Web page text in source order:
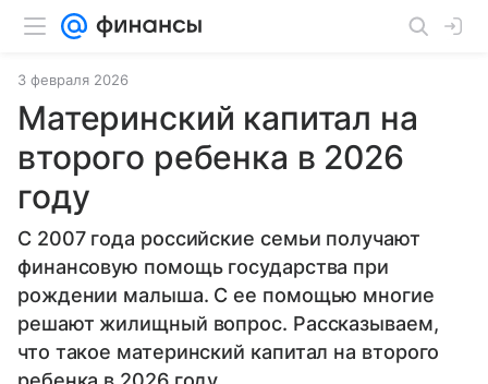
3 февраля 2026
Материнский капитал на
второго ребенка в 2026
году
С 2007 года российские семьи получают
финансовую помощь государства при
рождении малыша. С ее помощью многие
решают жилищный вопрос. Рассказываем,
что такое материнский капитал на второго